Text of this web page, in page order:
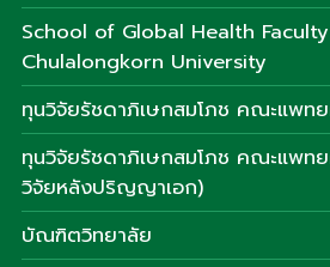
School of Global Health
Chulalongkorn University
ทุนวิจัยรัชดาภิเษกสมโภช คณะแพทย
ทุนวิจัยรัชดาภิเษกสมโภช คณะแพท
วิจัยหลังปริญญาเอก)
บัณฑิตวิทยาลัย